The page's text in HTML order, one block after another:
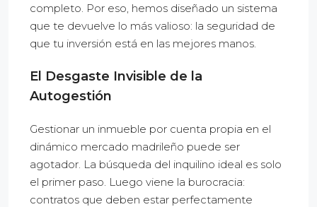
completo. Por eso, hemos diseñado un sistema
que te devuelve lo más valioso: la seguridad de
que tu inversión está en las mejores manos.
El Desgaste Invisible de la
Autogestión
Gestionar un inmueble por cuenta propia en el
dinámico mercado madrileño puede ser
agotador. La búsqueda del inquilino ideal es solo
el primer paso. Luego viene la burocracia:
contratos que deben estar perfectamente